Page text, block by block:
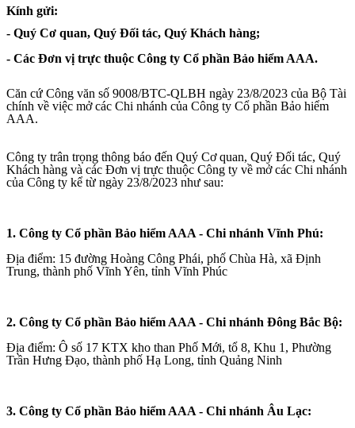
Kính gửi:
- Quý Cơ quan, Quý Đối tác, Quý Khách hàng;
- Các Đơn vị trực thuộc Công ty Cổ phần Bảo hiểm AAA.
Căn cứ Công văn số 9008/BTC-QLBH ngày 23/8/2023 của Bộ Tài
chính về việc mở các Chi nhánh của Công ty Cổ phần Bảo hiểm
AAA.
Công ty trân trọng thông báo đến Quý Cơ quan, Quý Đối tác, Quý
Khách hàng và các Đơn vị trực thuộc Công ty về mở các Chi nhánh
của Công ty kể từ ngày 23/8/2023 như sau:
1. Công ty Cổ phần Bảo hiểm AAA - Chi nhánh Vĩnh Phú:
Địa điểm: 15 đường Hoàng Công Phái, phố Chùa Hà, xã Định
Trung, thành phố Vĩnh Yên, tỉnh Vĩnh Phúc
2. Công ty Cổ phần Bảo hiểm AAA - Chi nhánh Đông Bắc Bộ:
Địa điểm: Ô số 17 KTX kho than Phố Mới, tổ 8, Khu 1, Phường
Trần Hưng Đạo, thành phố Hạ Long, tỉnh Quảng Ninh
3. Công ty Cổ phần Bảo hiểm AAA - Chi nhánh Âu Lạc: